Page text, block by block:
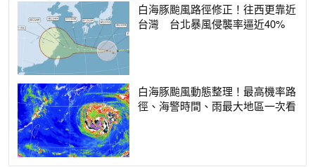
白海豚颱風路徑修正！往西更靠近
台灣 台北暴風侵襲率逼近40%
白海豚颱風動態整理！最高機率路
徑、海警時間、雨最大地區一次看